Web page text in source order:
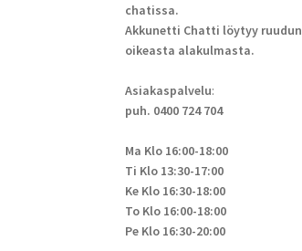
chatissa.
Akkunetti Chatti löytyy ruudun
oikeasta alakulmasta.
Asiakaspalvelu:
puh. 0400 724 704
Ma Klo 16:00-18:00
Ti Klo 13:30-17:00
Ke Klo 16:30-18:00
To Klo 16:00-18:00
Pe Klo 16:30-20:00